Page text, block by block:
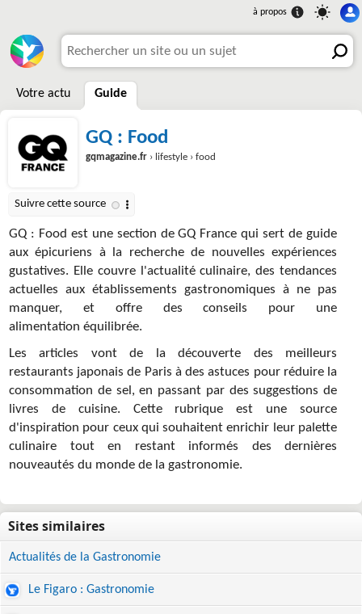
Votre actu Guide
GQ : Food
gqmagazine.fr › lifestyle › food
GQ : Food est une section de GQ France qui sert de guide
aux épicuriens à la recherche de nouvelles expériences
gustatives. Elle couvre l'actualité culinaire, des tendances
actuelles aux établissements gastronomiques à ne pas
manquer, et offre des conseils pour une
alimentation équilibrée.
Les articles vont de la découverte des meilleurs
restaurants japonais de Paris à des astuces pour réduire la
consommation de sel, en passant par des suggestions de
livres de cuisine. Cette rubrique est une source
d'inspiration pour ceux qui souhaitent enrichir leur palette
culinaire tout en restant informés des dernières
nouveautés du monde de la gastronomie.
Actualités de la Gastronomie
Le Figaro : Gastronomie